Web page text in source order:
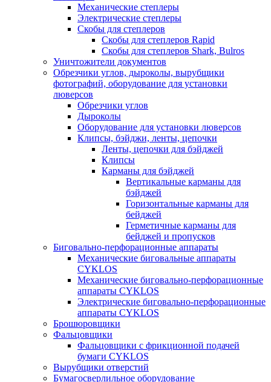
Механические степлеры
Электрические степлеры
Скобы для степлеров
Скобы для степлеров Rapid
Скобы для степлеров Shark, Bulros
Уничтожители документов
Обрезчики углов, дыроколы, вырубщики
фотографий, оборудование для установки
люверсов
Обрезчики углов
Дыроколы
Оборудование для установки люверсов
Клипсы, бэйджи, ленты, цепочки
Ленты, цепочки для бэйджей
Клипсы
Карманы для бэйджей
Вертикальные карманы для
бэйджей
Горизонтальные карманы для
бейджей
Герметичные карманы для
бейджей и пропусков
Биговально-перфорационные аппараты
Механические биговальные аппараты
CYKLOS
Механические биговально-перфорационные
аппараты CYKLOS
Электрические биговально-перфорационные
аппараты CYKLOS
Брошюровщики
Фальцовщики
Фальцовщики с фрикционной подачей
бумаги CYKLOS
Вырубщики отверстий
Бумагосверлильное оборудование